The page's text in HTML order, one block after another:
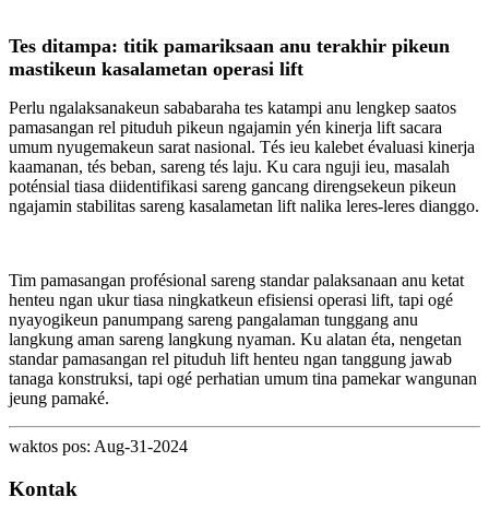
Tes ditampa: titik pamariksaan anu terakhir pikeun
mastikeun kasalametan operasi lift
Perlu ngalaksanakeun sababaraha tes katampi anu lengkep saatos
pamasangan rel pituduh pikeun ngajamin yén kinerja lift sacara
umum nyugemakeun sarat nasional. Tés ieu kalebet évaluasi kinerja
kaamanan, tés beban, sareng tés laju. Ku cara nguji ieu, masalah
poténsial tiasa diidentifikasi sareng gancang direngsekeun pikeun
ngajamin stabilitas sareng kasalametan lift nalika leres-leres dianggo.
Tim pamasangan profésional sareng standar palaksanaan anu ketat
henteu ngan ukur tiasa ningkatkeun efisiensi operasi lift, tapi ogé
nyayogikeun panumpang sareng pangalaman tunggang anu
langkung aman sareng langkung nyaman. Ku alatan éta, nengetan
standar pamasangan rel pituduh lift henteu ngan tanggung jawab
tanaga konstruksi, tapi ogé perhatian umum tina pamekar wangunan
jeung pamaké.
waktos pos: Aug-31-2024
Kontak